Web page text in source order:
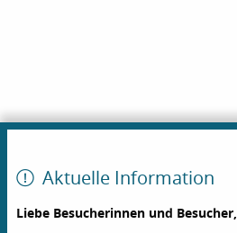
Aktuelle Information
Liebe Besucherinnen und Besucher,